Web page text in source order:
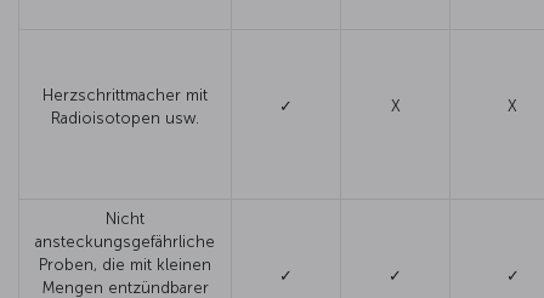
Herzschrittmacher mit
Radioisotopen usw.
✓ X X
Nicht
ansteckungsgefährliche
Proben, die mit kleinen
Mengen entzündbarer
✓ ✓ ✓